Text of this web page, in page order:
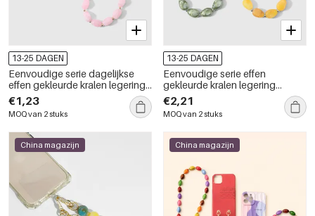
13-25 DAGEN
Eenvoudige serie dagelijkse
effen gekleurde kralen legering
telefoonketting
€1,23
MOQ van 2 stuks
13-25 DAGEN
Eenvoudige serie effen
gekleurde kralen legering
telefoonketting
€2,21
MOQ van 2 stuks
China magazijn China magazijn